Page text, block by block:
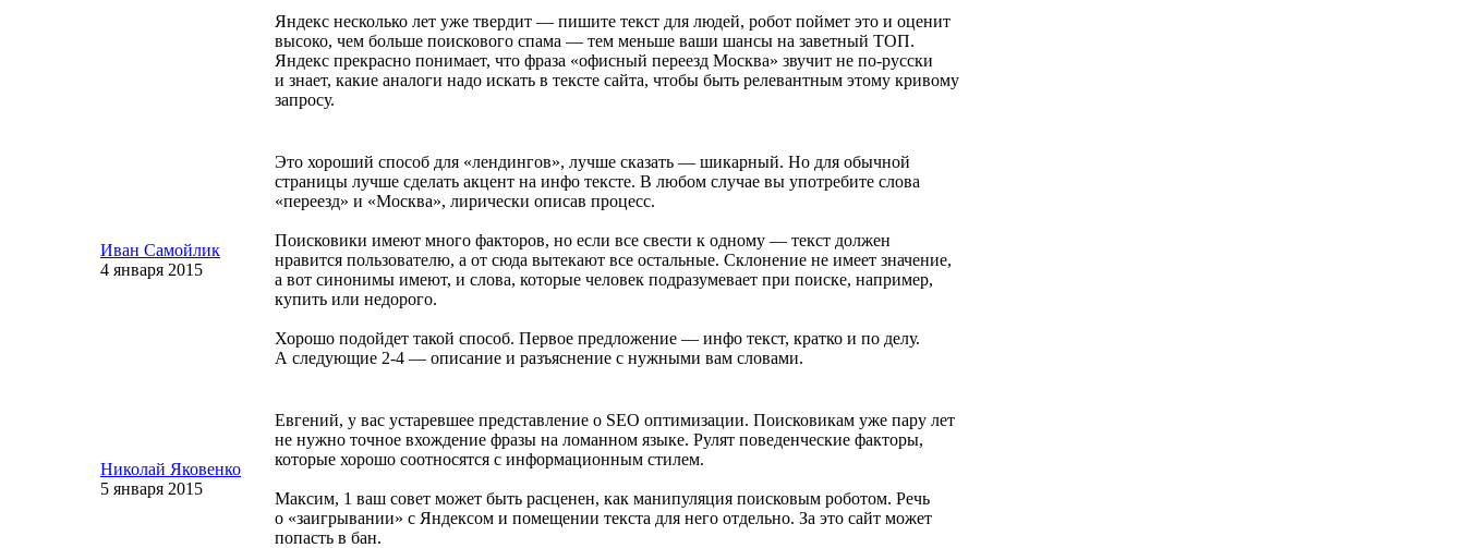
Яндекс несколько лет уже твердит — пишите текст для людей, робот поймет это и оценит
высоко, чем больше поискового спама — тем меньше ваши шансы на заветный ТОП.
Яндекс прекрасно понимает, что фраза «офисный переезд Москва» звучит не по-русски
и знает, какие аналоги надо искать в тексте сайта, чтобы быть релевантным этому кривому
запросу.
Иван Самойлик
4 января 2015
Это хороший способ для «лендингов», лучше сказать — шикарный. Но для обычной
страницы лучше сделать акцент на инфо тексте. В любом случае вы употребите слова
«переезд» и «Москва», лирически описав процесс.
Поисковики имеют много факторов, но если все свести к одному — текст должен
нравится пользователю, а от сюда вытекают все остальные. Склонение не имеет значение,
а вот синонимы имеют, и слова, которые человек подразумевает при поиске, например,
купить или недорого.
Хорошо подойдет такой способ. Первое предложение — инфо текст, кратко и по делу.
А следующие 2-4 — описание и разъяснение с нужными вам словами.
Николай Яковенко
5 января 2015
Евгений, у вас устаревшее представление о SEO оптимизации. Поисковикам уже пару лет
не нужно точное вхождение фразы на ломанном языке. Рулят поведенческие факторы,
которые хорошо соотносятся с информационным стилем.
Максим, 1 ваш совет может быть расценен, как манипуляция поисковым роботом. Речь
о «заигрывании» с Яндексом и помещении текста для него отдельно. За это сайт может
попасть в бан.